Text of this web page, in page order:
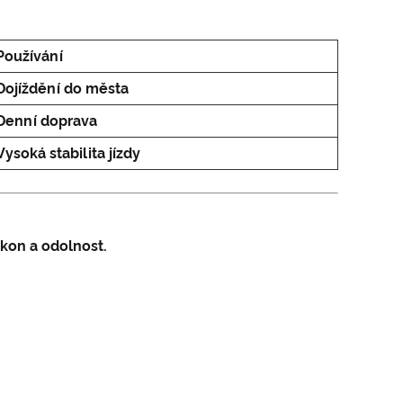
do města
doprava
stabilita jízdy
a odolnost.